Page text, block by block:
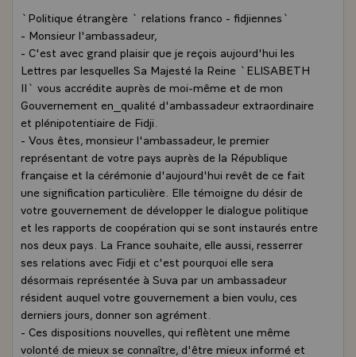
`Politique étrangère ` relations franco - fidjiennes`
- Monsieur l'ambassadeur,
- C'est avec grand plaisir que je reçois aujourd'hui les
Lettres par lesquelles Sa Majesté la Reine `ELISABETH
II` vous accrédite auprès de moi-même et de mon
Gouvernement en_qualité d'ambassadeur extraordinaire
et plénipotentiaire de Fidji.
- Vous êtes, monsieur l'ambassadeur, le premier
représentant de votre pays auprès de la République
française et la cérémonie d'aujourd'hui revêt de ce fait
une signification particulière. Elle témoigne du désir de
votre gouvernement de développer le dialogue politique
et les rapports de coopération qui se sont instaurés entre
nos deux pays. La France souhaite, elle aussi, resserrer
ses relations avec Fidji et c'est pourquoi elle sera
désormais représentée à Suva par un ambassadeur
résident auquel votre gouvernement a bien voulu, ces
derniers jours, donner son agrément.
- Ces dispositions nouvelles, qui reflètent une même
volonté de mieux se connaître, d'être mieux informé et